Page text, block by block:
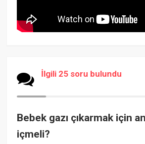
İlgili 25 soru bulundu
Bebek gazı çıkarmak için
içmeli?